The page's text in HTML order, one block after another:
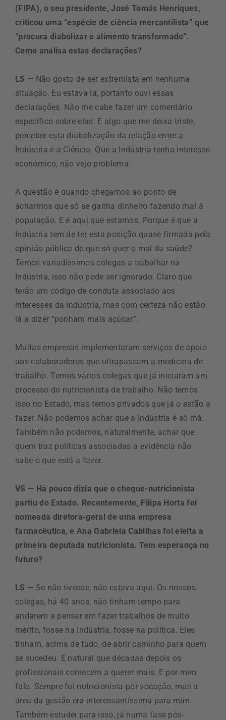
(FIPA), o seu presidente, José Tomás Henriques,
criticou uma “espécie de ciência mercantilista” que
“procura diabolizar o alimento transformado”.
Como analisa estas declarações?
LS — Não gosto de ser extremista em nenhuma
situação. Eu estava lá, portanto ouvi essas
declarações. Não me cabe fazer um comentário
específico sobre elas. É algo que me deixa triste,
perceber esta diabolização da relação entre a
Indústria e a Ciência. Que a Indústria tenha interesse
económico, não vejo problema.
A questão é quando chegamos ao ponto de
acharmos que só se ganha dinheiro fazendo mal à
população. E é aqui que estamos. Porque é que a
Indústria tem de ter esta posição quase firmada pela
opinião pública de que só quer o mal da saúde?
Temos variadíssimos colegas a trabalhar na
Indústria, isso não pode ser ignorado. Claro que
terão um código de conduta associado aos
interesses da Indústria, mas com certeza não estão
lá a dizer “ponham mais açúcar”.
Muitas empresas implementaram serviços de apoio
aos colaboradores que ultrapassam a medicina de
trabalho. Temos vários colegas que já iniciaram um
processo do nutricionista de trabalho. Não temos
isso no Estado, mas temos privados que já o estão a
fazer. Não podemos achar que a Indústria é só má.
Também não podemos, naturalmente, achar que
quem traz políticas associadas a evidência não
sabe o que está a fazer.
VS — Há pouco dizia que o cheque-nutricionista
partiu do Estado. Recentemente, Filipa Horta foi
nomeada diretora-geral de uma empresa
farmacêutica, e Ana Gabriela Cabilhas foi eleita a
primeira deputada nutricionista. Tem esperança no
futuro?
LS — Se não tivesse, não estava aqui. Os nossos
colegas, há 40 anos, não tinham tempo para
andarem a pensar em fazer trabalhos de muito
mérito, fosse na Indústria, fosse na política. Eles
tinham, acima de tudo, de abrir caminho para quem
se sucedeu. É natural que décadas depois os
profissionais comecem a querer mais. E por mim
falo. Sempre fui nutricionista por vocação, mas a
área da gestão era interessantíssima para mim.
Também estudei para isso, já numa fase pós-